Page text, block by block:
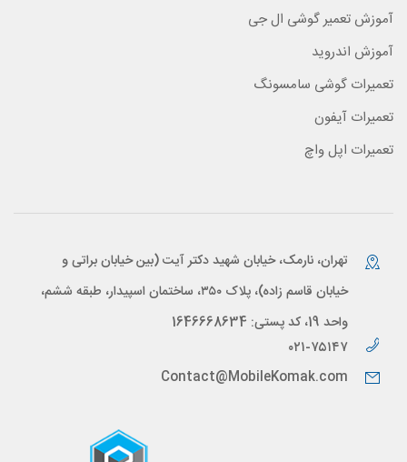
آموزش تعمیر گوشی ال جی
آموزش اندروید
تعمیرات گوشی سامسونگ
تعمیرات آیفون
تعمیرات اپل واچ
تهران، نارمک، خیابان شهید دکتر آیت (بین خیابان براتی و
خیابان قاسم زاده)، پلاک ۳۵۰، ساختمان اسپیدار، طبقه ششم،
واحد 19، کد پستی: 1646668634
۰۲۱-۷۵۱۴۷
Contact@MobileKomak.com